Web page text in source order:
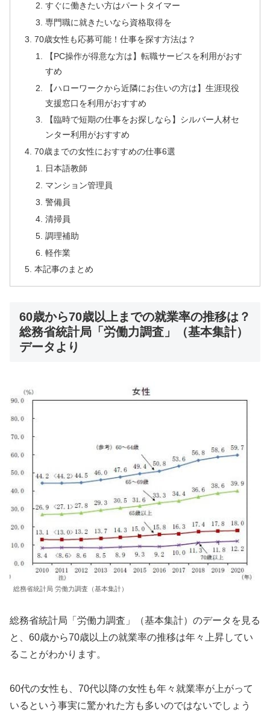
すぐに働きたい方はパートタイマー
専門職に就きたいなら資格取得を
70歳女性も応募可能！仕事を探す方法は？
【PC操作が得意な方は】転職サービスを利用がおす
すめ
【ハローワークから近隣にお住いの方は】生涯現役
支援窓口を利用がおすすめ
【臨時で短期の仕事をお探しなら】シルバー人材セ
ンター利用がおすすめ
70歳までの女性におすすめの仕事6選
日本語教師
マンション管理員
警備員
清掃員
調理補助
軽作業
本記事のまとめ
60歳から70歳以上までの就業率の推移は？
総務省統計局「労働力調査」（基本集計）
データより
総務省統計局 労働力調査（基本集計）
総務省統計局「労働力調査」（基本集計）のデータを見る
と、60歳から70歳以上の就業率の推移は年々上昇してい
ることがわかります。
60代の女性も、70代以降の女性も年々就業率が上がって
いるという事実に驚かれた方も多いのではないでしょう